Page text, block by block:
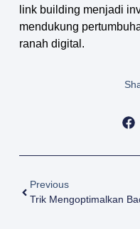
link building menjadi
mendukung
ranah digital.
Previous